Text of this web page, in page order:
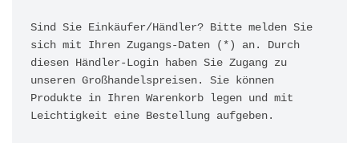
Sind Sie Einkäufer/Händler? Bitte melden Sie
sich mit Ihren Zugangs-Daten (*) an. Durch
diesen Händler-Login haben Sie Zugang zu
unseren Großhandelspreisen. Sie können
Produkte in Ihren Warenkorb legen und mit
Leichtigkeit eine Bestellung aufgeben.